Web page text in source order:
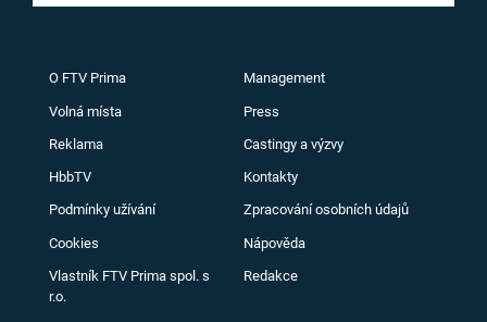
O FTV Prima Management
Volná místa Press
Reklama Castingy a výzvy
HbbTV Kontakty
Podmínky užívání Zpracování osobních údajů
Cookies Nápověda
Vlastník FTV Prima spol. s
r.o.
Redakce